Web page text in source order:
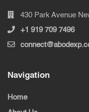
430 Park Avenue
+1 919 709 7496
Navigation
Home